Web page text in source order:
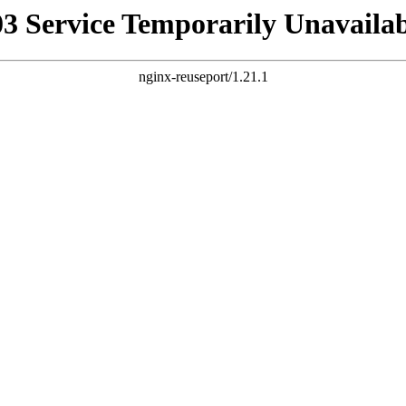
Service Temporarily
nginx-reuseport/1.21.1